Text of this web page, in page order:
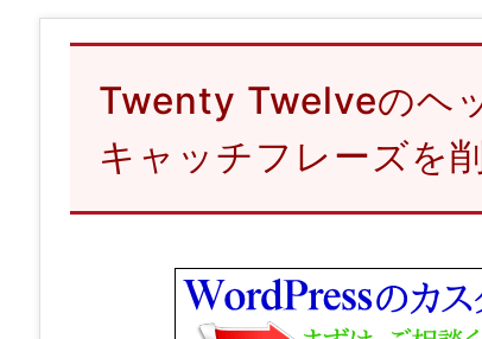
Twenty Twelveのヘ
キャッチフレーズを